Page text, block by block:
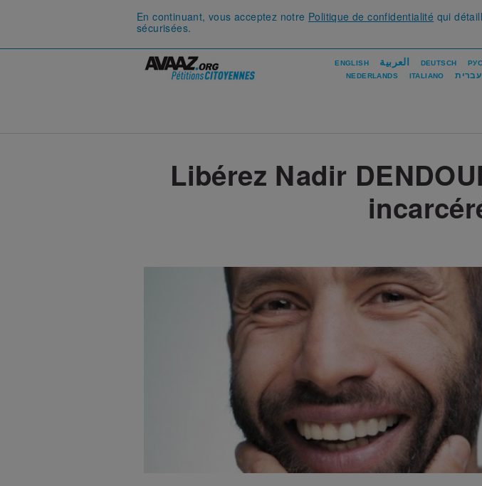
En continuant, vous acceptez notre Politique de confidentialité qui
sécurisées.
ENGLISH العربية DEUTSCH
NEDERLANDS ITALIANO עברית
Libérez Nadir